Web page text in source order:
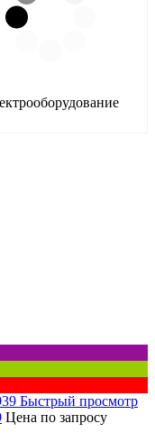
Быстрый просмотр
Цена по запросу